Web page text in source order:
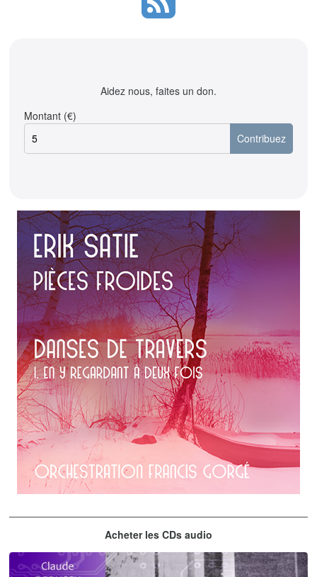
Aidez nous, faites un don.
Montant (€)
Acheter les CDs audio